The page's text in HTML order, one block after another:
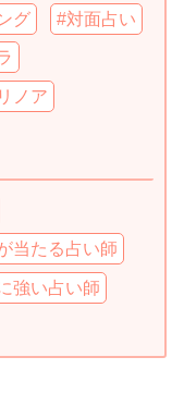
グ #対面占い
ノア
当たる占い師
強い占い師